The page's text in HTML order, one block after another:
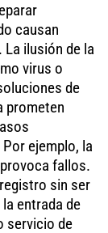
causan
ilusión de la
virus o
de
prometen
ejemplo, la
fallos.
sin ser
entrada de
servicio de